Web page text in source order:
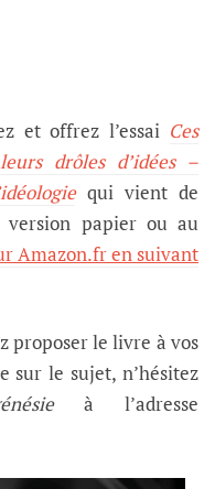
et offrez l’essai Ces
drôles d’idées –
qui vient de
papier ou au
Amazon.fr en suivant
proposer le livre à vos
sur le sujet, n’hésitez
à l’adresse